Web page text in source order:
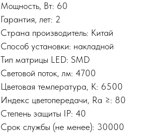
Мощность, Вт: 60
Гарантия, лет: 2
Страна производитель: Китай
Способ установки: накладной
Тип матрицы LED: SMD
Световой поток, лм: 4700
Цветовая температура, К: 6500
Индекс цветопередачи, Ra ≥: 80
Степень защиты IP: 40
Срок службы (не менее): 30000